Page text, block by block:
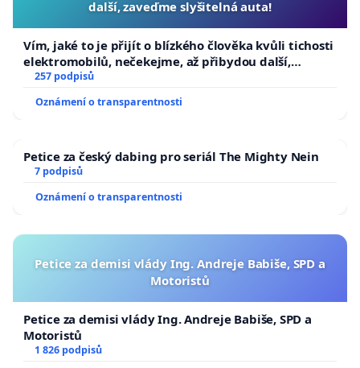
další, zaveďme slyšitelná auta!
Vím, jaké to je přijít o blízkého člověka kvůli tichosti
elektromobilů, nečekejme, až přibydou další,
zaveďme slyšitelná auta!
257 podpisů
Oznámení o transparentnosti
Petice za český dabing pro seriál The Mighty Nein
7 podpisů
Oznámení o transparentnosti
Petice za demisi vlády Ing. Andreje Babiše, SPD a
Motoristů
Petice za demisi vlády Ing. Andreje Babiše, SPD a
Motoristů
1 826 podpisů